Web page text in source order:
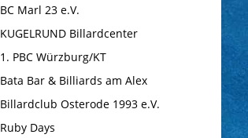
BC Marl 23 e.V.
KUGELRUND Billardcenter
1. PBC Würzburg/KT
Bata Bar & Billiards am Alex
Billardclub Osterode 1993 e.V.
Ruby Days